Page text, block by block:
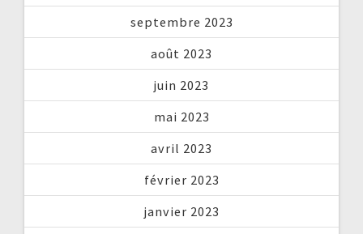
septembre 2023
août 2023
juin 2023
mai 2023
avril 2023
février 2023
janvier 2023